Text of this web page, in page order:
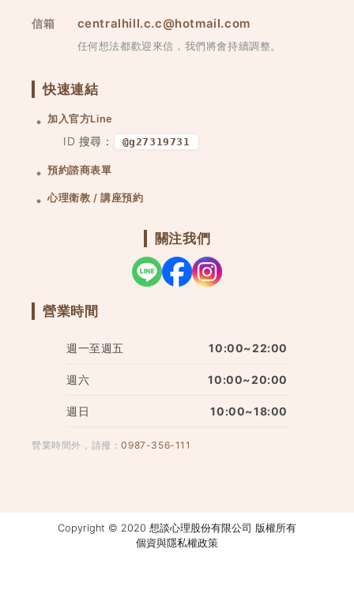
信箱 centralhill.c.c@hotmail.com
任何想法都歡迎來信，我們將會持續調整。
快速連結
加入官方Line
ID 搜尋： @g27319731
預約諮商表單
心理衛教 / 講座預約
關注我們
營業時間
週一至週五 10:00~22:00
週六 10:00~20:00
週日 10:00~18:00
營業時間外，請撥：0987-356-111
Copyright © 2020 想談心理股份有限公司 版權所有
個資與隱私權政策